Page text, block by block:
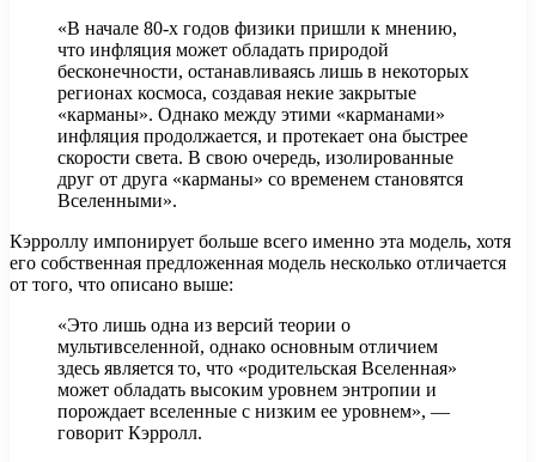
«В начале 80-х годов физики пришли к мнению,
что инфляция может обладать природой
бесконечности, останавливаясь лишь в некоторых
регионах космоса, создавая некие закрытые
«карманы». Однако между этими «карманами»
инфляция продолжается, и протекает она быстрее
скорости света. В свою очередь, изолированные
друг от друга «карманы» со временем становятся
Вселенными».
Кэрроллу импонирует больше всего именно эта модель, хотя
его собственная предложенная модель несколько отличается
от того, что описано выше:
«Это лишь одна из версий теории о
мультивселенной, однако основным отличием
здесь является то, что «родительская Вселенная»
может обладать высоким уровнем энтропии и
порождает вселенные с низким ее уровнем», —
говорит Кэрролл.